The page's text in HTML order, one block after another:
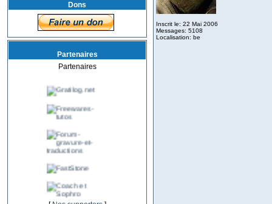
Dons
Partenaires
Partenaires
Inscrit le: 22 Mai 2006
Messages: 5108
Localisation: be